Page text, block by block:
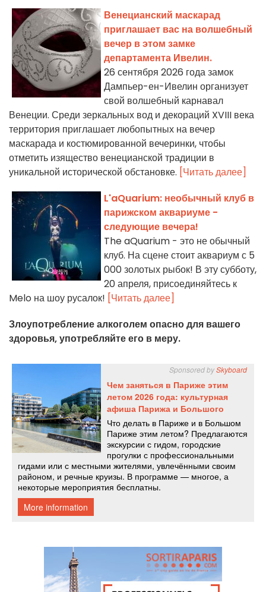
Венецианский маскарад
приглашает вас на волшебный
вечер в этом замке
департамента Ивелин.
26 сентября 2026 года замок
Дампьер-ен-Ивелин организует
свой волшебный карнавал
Венеции. Среди зеркальных вод и декораций XVIII века
территория приглашает любопытных на вечер
маскарада и костюмированной вечеринки, чтобы
отметить изящество венецианской традиции в
уникальной исторической обстановке. [Читать далее]
L'aQuarium: необычный клуб в
парижском аквариуме -
следующие вечера!
The aQuarium - это не обычный
клуб. На сцене стоит аквариум с 5
000 золотых рыбок! В эту субботу,
20 апреля, присоединяйтесь к
Melo на шоу русалок! [Читать далее]
Злоупотребление алкоголем опасно для вашего
здоровья, употребляйте его в меру.